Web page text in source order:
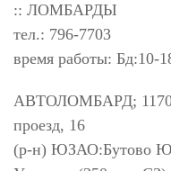
:: ЛОМБАРДЫ
тел.: 796-7703
время работы: Бд:10-
АВТОЛОМБАРД;
проезд, 16
(р-н) ЮЗАО:Бутово